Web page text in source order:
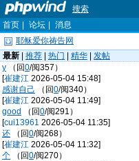
搜索
首页
论坛
消息
耶稣爱你祷告网
最新
推荐 热门 精华
发帖
y （回0/阅357）
[崔建江 2026-05-04 15:48]
感谢自己 （回0/阅340）
[崔建江 2026-05-04 11:49]
good
（回0/阅291）
[cui13961 2026-05-04 11:35]
还 （回0/阅268）
[崔建江 2026-05-04 11:32]
个 （回0/阅270）